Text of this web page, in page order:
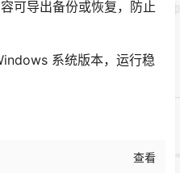
可导出备份或恢复，防止
系统版本，运行稳
查看